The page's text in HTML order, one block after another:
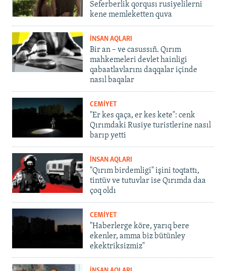
Seferberlik qorqusı rusiyelilerni
kene memleketten quva
İNSAN AQLARI
Bir an – ve casussıñ. Qırım
mahkemeleri devlet hainligi
qabaatlavlarını daqqalar içinde
nasıl baqalar
CEMİYET
"Er kes qaça, er kes kete": cenk
Qırımdaki Rusiye turistlerine nasıl
barıp yetti
İNSAN AQLARI
"Qırım birdemligi" işini toqtattı,
tintüv ve tutuvlar ise Qırımda daa
çoq oldı
CEMİYET
"Haberlerge köre, yarıq bere
ekenler, amma biz bütünley
ekektriksizmiz"